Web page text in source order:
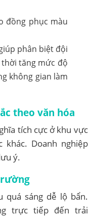
phân biệt đội
tăng mức độ
không gian làm
theo văn hóa
tích cực ở khu vực
Doanh nghiệp
ý.
quá sáng dễ lộ bẩn.
trực tiếp đến trải